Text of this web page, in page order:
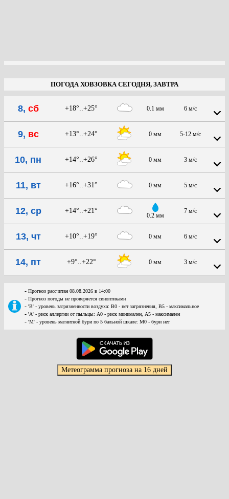
ПОГОДА ХОВЗОВКА СЕГОДНЯ, ЗАВТРА
8, сб +18°..+25° 0.1 мм 6 м/с
9, вс +13°..+24° 0 мм 5-12 м/с
10, пн +14°..+26° 0 мм 3 м/с
11, вт +16°..+31° 0 мм 5 м/с
12, ср +14°..+21°
0.2 мм
7 м/с
13, чт +10°..+19° 0 мм 6 м/с
14, пт +9°..+22° 0 мм 3 м/с
- Прогноз рассчитан 08.08.2026 в 14:00
- Прогноз погоды не проверяется синоптиками
- 'В' - уровень загрязненности воздуха: В0 - нет загрязнения, В5 - максимальное
- 'А' - риск аллергии от пыльцы: А0 - риск минимален, А5 - максимален
- 'М' - уровень магнитной бури по 5 бальной шкале: М0 - бури нет